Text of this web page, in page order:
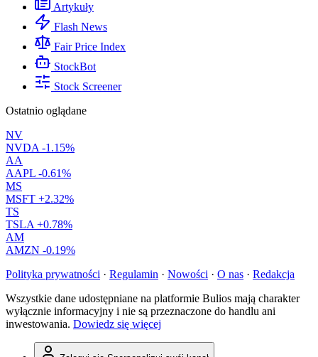
Artykuły
Flash News
Fair Price Index
StockBot
Stock Screener
Ostatnio oglądane
NV
NVDA -1.15%
AA
AAPL -0.61%
MS
MSFT +2.32%
TS
TSLA +0.78%
AM
AMZN -0.19%
Polityka prywatności · Regulamin · Nowości · O nas · Redakcja
Wszystkie dane udostępniane na platformie Bulios mają charakter
wyłącznie informacyjny i nie są przeznaczone do handlu ani
inwestowania. Dowiedz się więcej